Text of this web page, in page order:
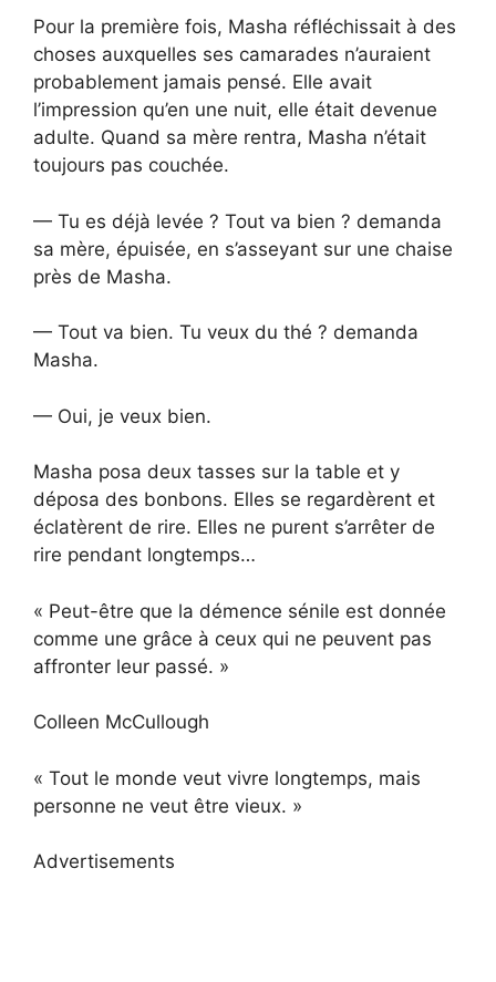
Pour la première fois, Masha réfléchissait à des
choses auxquelles ses camarades n’auraient
probablement jamais pensé. Elle avait
l’impression qu’en une nuit, elle était devenue
adulte. Quand sa mère rentra, Masha n’était
toujours pas couchée.
— Tu es déjà levée ? Tout va bien ? demanda
sa mère, épuisée, en s’asseyant sur une chaise
près de Masha.
— Tout va bien. Tu veux du thé ? demanda
Masha.
— Oui, je veux bien.
Masha posa deux tasses sur la table et y
déposa des bonbons. Elles se regardèrent et
éclatèrent de rire. Elles ne purent s’arrêter de
rire pendant longtemps…
« Peut-être que la démence sénile est donnée
comme une grâce à ceux qui ne peuvent pas
affronter leur passé. »
Colleen McCullough
« Tout le monde veut vivre longtemps, mais
personne ne veut être vieux. »
Advertisements